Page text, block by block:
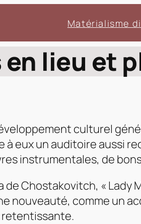
Matérialisme
en lieu et
culturel
à eux un auditoire aussi
instrumentales, de
Chostakovitch, «
nouveauté, comme un
retentissante.